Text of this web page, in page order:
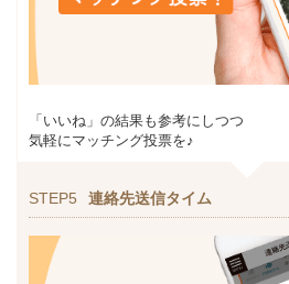
「いいね」の結果も参考にしつつ
気軽にマッチング投票を♪
STEP5 連絡先送信タイム